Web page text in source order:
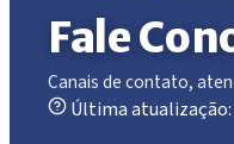
Fale
Canais de contato,
Última atualização: